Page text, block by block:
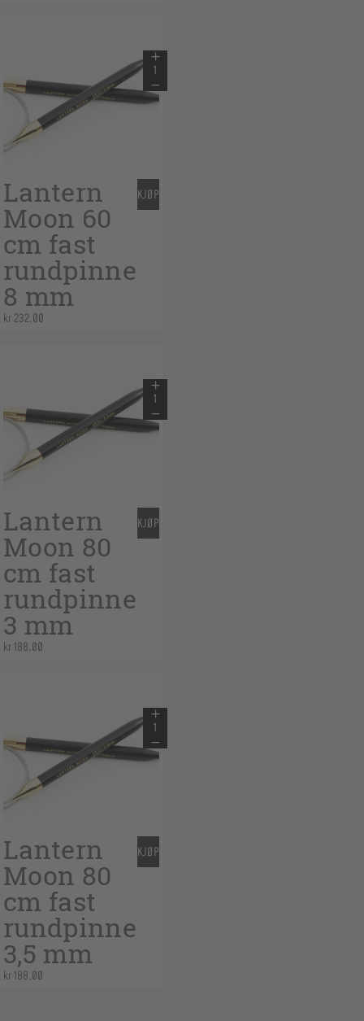
Lantern
Moon 60
cm fast
rundpinne
8 mm
kr 232,00
KJØP
Lantern
Moon 80
cm fast
rundpinne
3 mm
kr188,00
KJØP
Lantern
Moon 80
cm fast
rundpinne
3,5 mm
kr188,00
KJØP